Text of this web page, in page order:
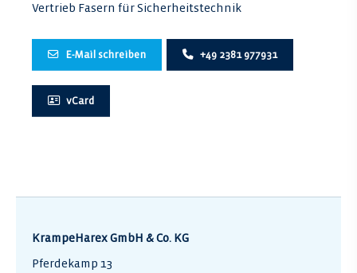
Vertrieb Fasern für Sicherheitstechnik
E-Mail schreiben +49 2381 977931
vCard
KrampeHarex GmbH & Co. KG
Pferdekamp 13